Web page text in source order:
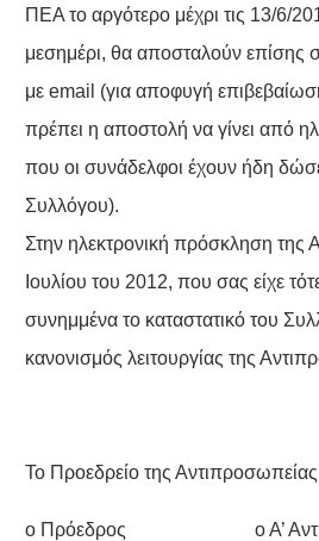
ΠΕΑ το αργότερο μέχρι τις 13/6/
μεσημέρι, θα αποσταλούν επίσης
με email (για αποφυγή
πρέπει η αποστολή να γίνει από
που οι συνάδελφοι έχουν ήδη
Συλλόγου).
Στην ηλεκτρονική πρόσκληση της
Ιουλίου του 2012, που σας είχε
συνημμένα το καταστατικό του
κανονισμός λειτουργίας της
Το Προεδρείο της Αντιπροσωπείας
ο Πρόεδρος ο Α’